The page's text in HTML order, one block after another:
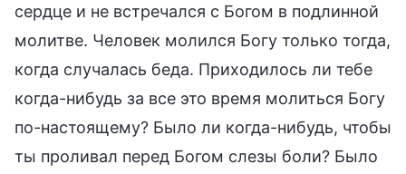
сердце и не встречался с Богом в подлинной
молитве. Человек молился Богу только тогда,
когда случалась беда. Приходилось ли тебе
когда-нибудь за все это время молиться Богу
по-настоящему? Было ли когда-нибудь, чтобы
ты проливал перед Богом слезы боли? Было